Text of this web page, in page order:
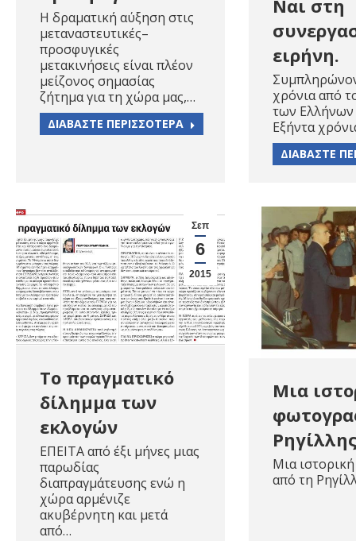
Η δραματική αύξηση στις
μεταναστευτικές–
προσφυγικές
μετακινήσεις είναι πλέον
μείζονος σημασίας
ζήτημα για τη χώρα μας,…
ΔΙΑΒΑΣΤΕ ΠΕΡΙΣΣΟΤΕΡΑ
Ναι στη
ειρήνη.
χρόνια από
των Ελλήνων
Εξήντα
ΔΙΑΒΑΣΤΕ
Σεπ
6
2015
Το πραγματικό
δίλημμα των
εκλογών
ΕΠΕΙΤΑ από έξι μήνες μιας
παρωδίας
διαπραγμάτευσης ενώ η
χώρα αρμένιζε
ακυβέρνητη και μετά
από…
Μια
Μια
από τη